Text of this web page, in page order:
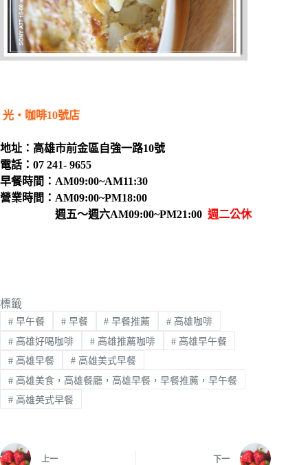
光‧咖啡10號店
地址：高雄市前金區自強一路10號
電話：07 241- 9655
早餐時間：AM09:00~AM11:30
營業時間：AM09:00~PM18:00
週五～週六AM09:00~PM21:00 週二公休
標籤
#早午餐 #早餐 # 早餐推薦 # 高雄咖啡
#高雄好喝咖啡 #高雄推薦咖啡 # 高雄早午餐
#高雄早餐 #高雄美式早餐
#高雄美食，高雄餐廳，高雄早餐，早餐推薦，早午餐
#高雄英式早餐
上一 下一